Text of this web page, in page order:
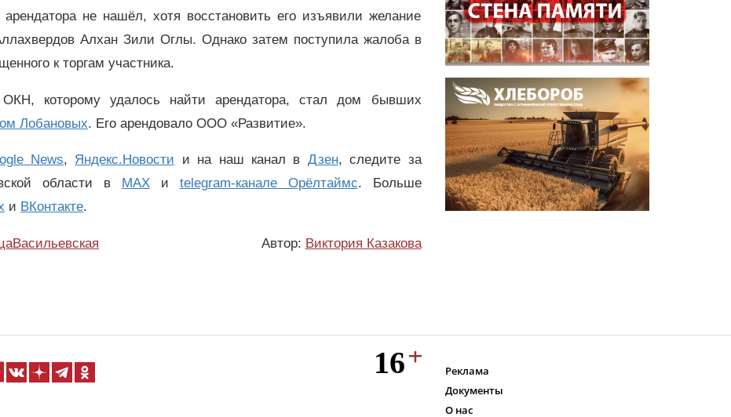
не нашёл, хотя восстановить его изъявили желание
Алхан Зили Оглы. Однако затем поступила жалоба в
к торгам участника.
которому удалось найти арендатора, стал дом бывших
Лобановых. Его арендовало ООО «Развитие».
News, Яндекс.Новости и на наш канал в Дзен, следите за
области в
MAXи telegram-канале Орёлтаймс. Больше
и ВКонтакте.
Автор: Виктория Казакова
Реклама
Документы
О нас